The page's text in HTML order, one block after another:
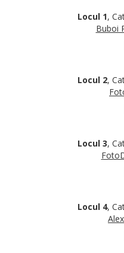
Locul 1,
Buboi
Locul 2,
Locul 3,
Locul 4,